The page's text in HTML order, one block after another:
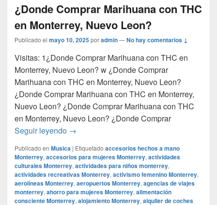
¿Donde Comprar Marihuana con THC
en Monterrey, Nuevo Leon?
Publicado el mayo 10, 2025poradmin—No hay comentarios ↓
Visitas: 1¿Donde Comprar Marihuana con THC en
Monterrey, Nuevo Leon? w ¿Donde Comprar
Marihuana con THC en Monterrey, Nuevo Leon?
¿Donde Comprar Marihuana con THC en Monterrey,
Nuevo Leon? ¿Donde Comprar Marihuana con THC
en Monterrey, Nuevo Leon? ¿Donde Comprar
Seguir leyendo ¿Donde Comprar Marihuana con THC en
→
Publicado en Musica | Etiquetado accesorios hechos a mano
Monterrey, accesorios para mujeres Monterrey, actividades
culturales Monterrey, actividades para niños monterrey,
actividades recreativas Monterrey, activismo femenino Monterrey,
aerolíneas Monterrey, aeropuertos Monterrey, agencias de viajes
monterrey, ahorro para mujeres Monterrey, alimentación
consciente Monterrey, alojamiento Monterrey, alquiler de coches